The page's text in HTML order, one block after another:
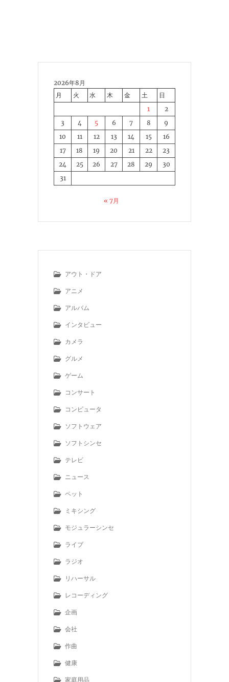
2026年8月
月
火 水 木 金 土
日
1
2
3
4 5 6 7 8
9
10
11 12 13 14 15
16
17
18 19 20 21 22
23
24
25 26 27 28 29
30
31
« 7月
アウト・ドア
アニメ
アルバム
インタビュー
カメラ
グルメ
ゲーム
コンサート
コンピュータ
ソフトウェア
ソフトシンセ
テレビ
ニュース
ペット
ミキシング
モジュラーシンセ
ライブ
ラジオ
リハーサル
レコーディング
企画
会社
作曲
健康
家庭用品